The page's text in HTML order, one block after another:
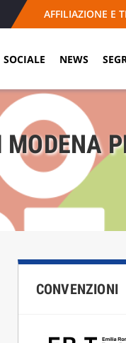
AFFILIAZIONE E
SOCIALE NEWS
CONVENZIONI